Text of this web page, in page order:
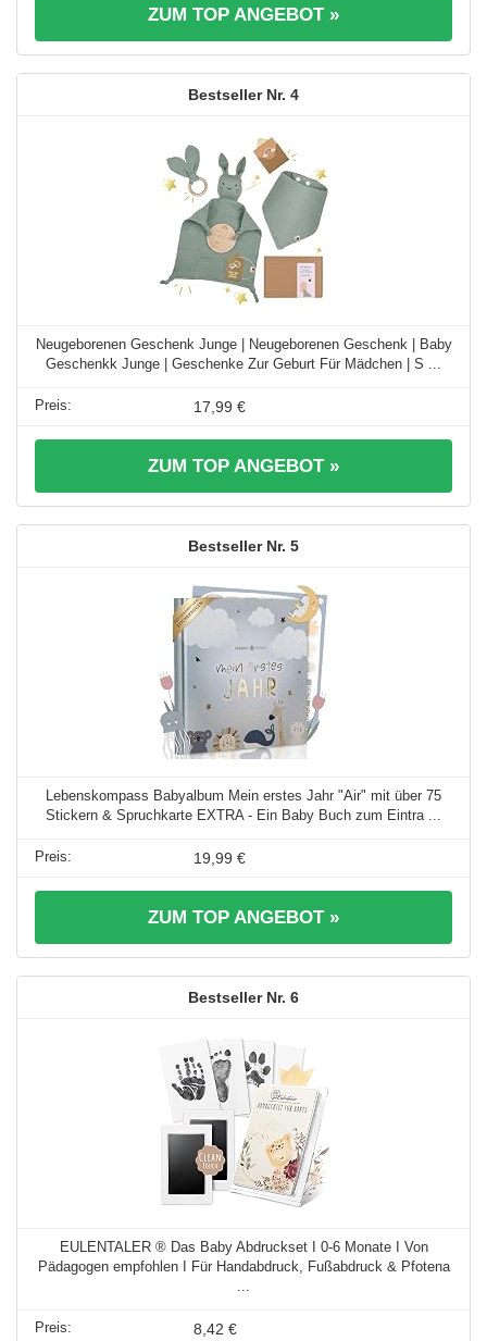
ZUM TOP ANGEBOT »
4
Neugeborenen Geschenk Junge | Neugeborenen Geschenk | Baby
Geschenkk Junge | Geschenke Zur Geburt Für Mädchen | S ...
17,99 €
ZUM TOP ANGEBOT »
5
Lebenskompass Babyalbum Mein erstes Jahr "Air" mit über 75
Stickern & Spruchkarte EXTRA - Ein Baby Buch zum Eintra ...
19,99 €
ZUM TOP ANGEBOT »
6
EULENTALER ® Das Baby Abdruckset I 0-6 Monate I Von
Pädagogen empfohlen I Für Handabdruck, Fußabdruck & Pfotena
8,42 €